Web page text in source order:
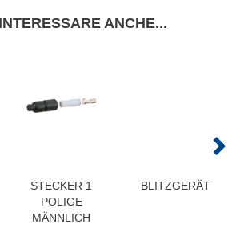
ANCHE...
STECKER 1
POLIGE
MÄNNLICH
BLITZGERÄT